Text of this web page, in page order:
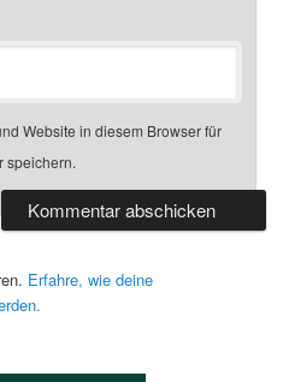
Website in diesem Browser für
speichern.
Erfahre, wie deine